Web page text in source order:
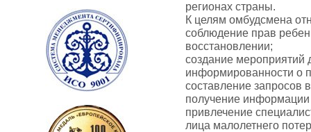
регионах страны.
К целям омбудсмена
соблюдение прав
восстановлении;
создание мероприятий
информированности о
составление запросов
получение информации
привлечение
лица малолетнего